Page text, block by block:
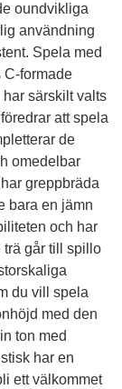
oundvikliga
användning
Spela med
C-formade
särskilt valts
att spela
de
omedelbar
greppbräda
bara en jämn
och har
trä går till spillo
du vill spela
med den
ton med
har en
ett välkommet